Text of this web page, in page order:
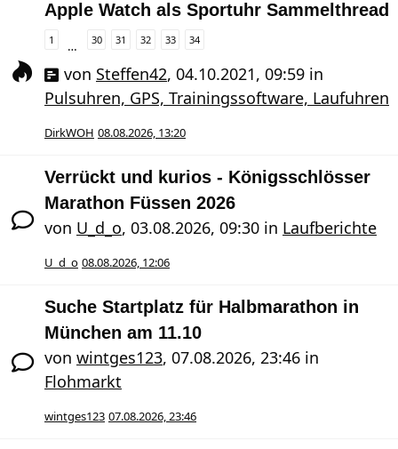
Apple Watch als Sportuhr Sammelthread
1 … 30 31 32 33 34
von Steffen42, 04.10.2021, 09:59 in
Pulsuhren, GPS, Trainingssoftware, Laufuhren
DirkWOH 08.08.2026, 13:20
Verrückt und kurios - Königsschlösser
Marathon Füssen 2026
von U_d_o, 03.08.2026, 09:30 in Laufberichte
U_d_o 08.08.2026, 12:06
Suche Startplatz für Halbmarathon in
München am 11.10
von wintges123, 07.08.2026, 23:46 in
Flohmarkt
wintges123 07.08.2026, 23:46